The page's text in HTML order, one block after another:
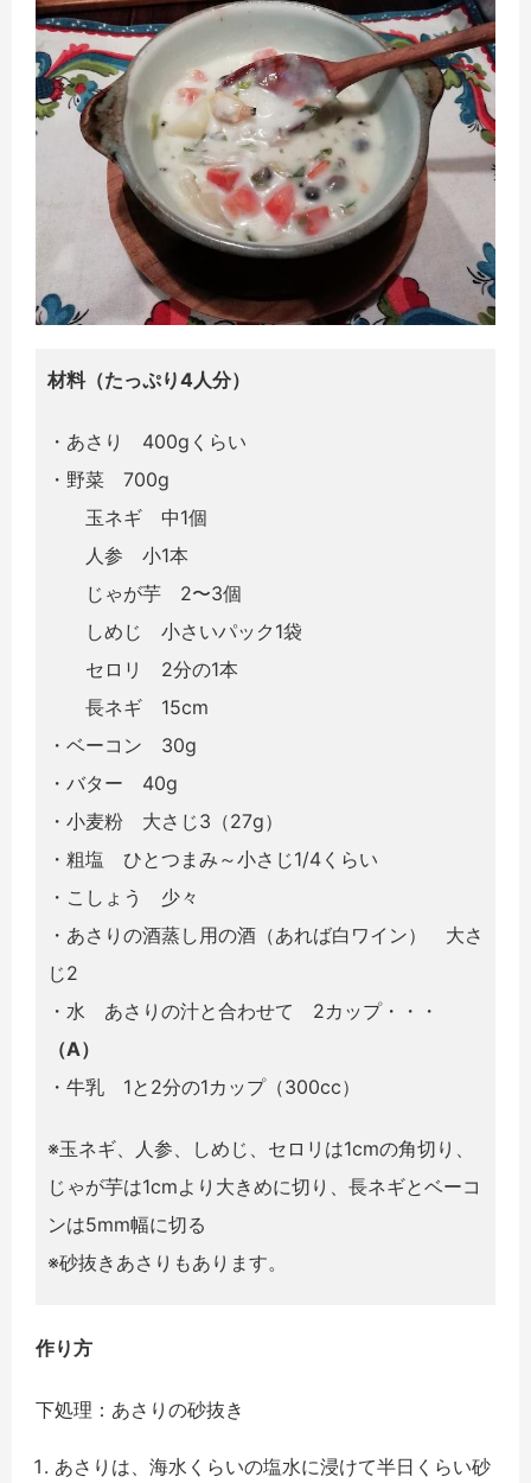
材料（たっぷり4人分）
・あさり 400gくらい
・野菜 700g
玉ネギ 中1個
人参 小1本
じゃが芋 2〜3個
しめじ 小さいパック1袋
セロリ 2分の1本
長ネギ 15cm
・ベーコン 30g
・バター 40g
・小麦粉 大さじ3（27g）
・粗塩 ひとつまみ～小さじ1/4くらい
・こしょう 少々
・あさりの酒蒸し用の酒（あれば白ワイン） 大さ
じ2
・水 あさりの汁と合わせて 2カップ・・・
（A）
・牛乳 1と2分の1カップ（300cc）
※玉ネギ、人参、しめじ、セロリは1cmの角切り、
じゃが芋は1cmより大きめに切り、長ネギとベーコ
ンは5mm幅に切る
※砂抜きあさりもあります。
作り方
下処理：あさりの砂抜き
あさりは、海水くらいの塩水に浸けて半日くらい砂